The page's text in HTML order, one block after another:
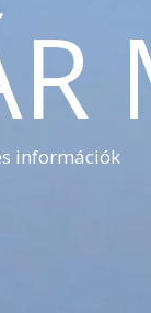
információk